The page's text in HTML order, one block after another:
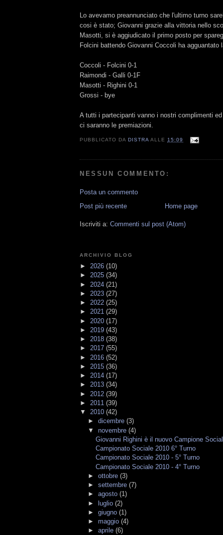
Lo avevamo preannunciato che l'ultimo turno
cosi è stato; Giovanni grazie alla vittoria nello
Masotti, si è aggiudicato il primo posto per
Folcini battendo Giovanni Coccoli ha agguantato
Coccoli - Folcini 0-1
Raimondi - Galli 0-1F
Masotti - Righini 0-1
Grossi - bye
A tutti i partecipanti vanno i nostri complimenti
ci saranno le premiazioni.
PUBBLICATO DA DISTRA ALLE15:09
NESSUN COMMENTO:
Posta un commento
Post più recente
Home page
Iscriviti a: Commenti sul post (Atom)
ARCHIVIO BLOG
► 2026 (10)
► 2025 (34)
► 2024 (21)
► 2023 (27)
► 2022 (25)
► 2021 (29)
► 2020 (17)
► 2019 (43)
► 2018 (38)
► 2017 (55)
► 2016 (52)
► 2015 (36)
► 2014 (17)
► 2013 (34)
► 2012 (39)
► 2011 (39)
▼ 2010 (42)
► dicembre (3)
▼ novembre (4)
Giovanni Righini è il nuovo Campione
Campionato Sociale 2010 6° Turno
Campionato Sociale 2010 - 5° Turno
Campionato Sociale 2010 - 4° Turno
► ottobre (3)
► settembre (7)
► agosto (1)
► luglio (2)
► giugno (1)
► maggio (4)
► aprile (6)